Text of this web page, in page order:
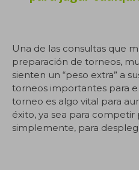
Una de las consultas que
preparación de torneos,
sienten un “peso extra” a
torneos importantes para
torneo es algo vital para
éxito, ya sea para
simplemente, para